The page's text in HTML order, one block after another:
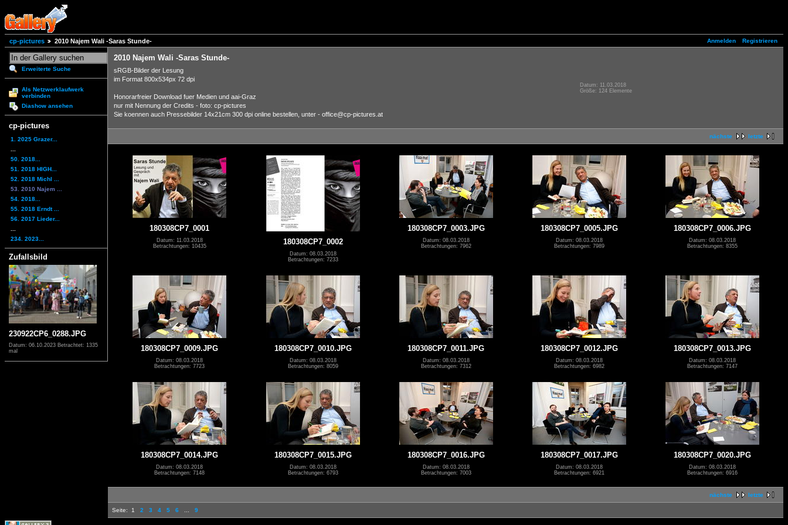
Anmelden Registrieren
cp-pictures 2010 Najem Wali -Saras Stunde-
Erweiterte Suche
Als Netzwerklaufwerk
verbinden
Diashow ansehen
cp-pictures
1. 2025 Grazer...
50. 2018...
51. 2018 HIGH...
52. 2018 Michl ...
53. 2010 Najem ...
54. 2018...
55. 2018 Erndt ...
56. 2017 Lieder...
234. 2023...
Zufallsbild
230922CP6_0288.JPG
Datum: 06.10.2023 Betrachtet: 1335
mal
2010 Najem Wali -Saras Stunde-
sRGB-Bilder der Lesung
im Format 800x534px 72 dpi
Honorarfreier Download fuer Medien und aai-Graz
nur mit Nennung der Credits - foto: cp-pictures
Sie koennen auch Pressebilder 14x21cm 300 dpi online bestellen, unter - office@cp-pictures.at
Datum: 11.03.2018
Größe: 124 Elemente
nächste letzte
180308CP7_0001
Datum: 11.03.2018
Betrachtungen: 10435
180308CP7_0002
Datum: 08.03.2018
Betrachtungen: 7233
180308CP7_0003.JPG
Datum: 08.03.2018
Betrachtungen: 7962
180308CP7_0005.JPG
Datum: 08.03.2018
Betrachtungen: 7989
180308CP7_0006.JPG
Datum: 08.03.2018
Betrachtungen: 8355
180308CP7_0009.JPG
Datum: 08.03.2018
Betrachtungen: 7723
180308CP7_0010.JPG
Datum: 08.03.2018
Betrachtungen: 8059
180308CP7_0011.JPG
Datum: 08.03.2018
Betrachtungen: 7312
180308CP7_0012.JPG
Datum: 08.03.2018
Betrachtungen: 6982
180308CP7_0013.JPG
Datum: 08.03.2018
Betrachtungen: 7147
180308CP7_0014.JPG
Datum: 08.03.2018
Betrachtungen: 7148
180308CP7_0015.JPG
Datum: 08.03.2018
Betrachtungen: 6793
180308CP7_0016.JPG
Datum: 08.03.2018
Betrachtungen: 7003
180308CP7_0017.JPG
Datum: 08.03.2018
Betrachtungen: 6921
180308CP7_0020.JPG
Datum: 08.03.2018
Betrachtungen: 6916
nächste letzte
Seite: 1 2 3 4 5 6 9